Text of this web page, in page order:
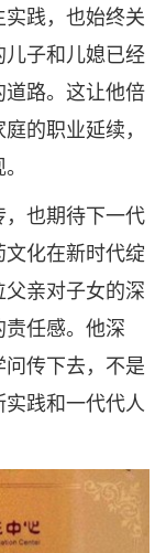
践，也始终关
子和儿媳已经
路。这让他倍
的职业延续，
也期待下一代
化在新时代绽
亲对子女的深
任感。他深
传下去，不是
践和一代代人